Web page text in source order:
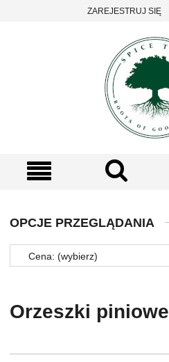
ZAREJESTRUJ SIĘ
OPCJE PRZEGLĄDANIA
Cena: (wybierz)
Orzeszki piniowe